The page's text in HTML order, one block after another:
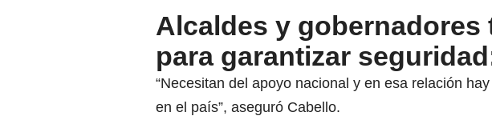
Alcaldes y gobernadores
para garantizar
“Necesitan del apoyo nacional y en esa relación
en el país”, aseguró Cabello.